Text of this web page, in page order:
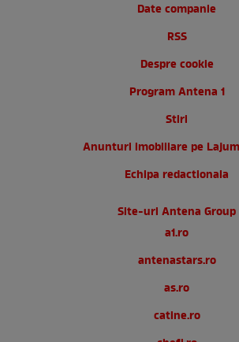
Date companie
RSS
Despre cookie
Program Antena 1
Stiri
Anunturi imobiliare pe
Echipa redactionala
Site-uri Antena Group
a1.ro
antenastars.ro
as.ro
catine.ro